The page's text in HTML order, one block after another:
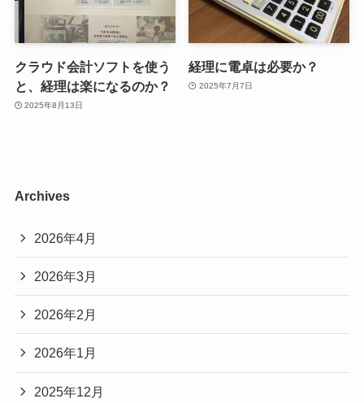
クラウド会計ソフトを使う
と、経理は楽になるのか？
2025年8月13日
経理に電卓は必要か？
2025年7月7日
Archives
2026年4月
2026年3月
2026年2月
2026年1月
2025年12月